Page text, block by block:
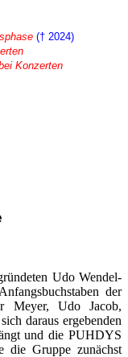
(† 2024)
Konzerten
Udo Wendel-
der
Meyer, Udo Jacob,
daraus ergebenden
und die PUHDYS
die Gruppe zunächst